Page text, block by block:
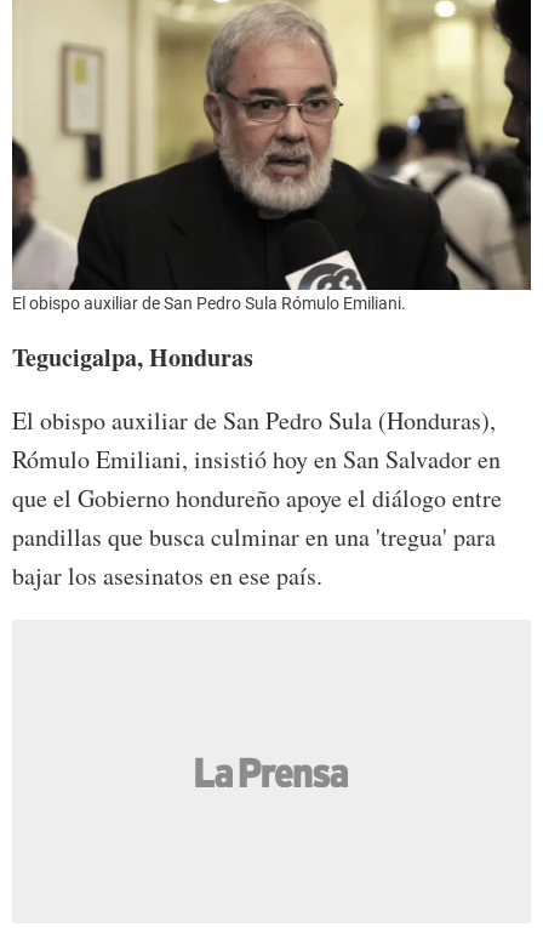
El obispo auxiliar de San Pedro Sula Rómulo Emiliani.
Tegucigalpa, Honduras
El obispo auxiliar de San Pedro Sula (Honduras),
Rómulo Emiliani, insistió hoy en San Salvador en
que el Gobierno hondureño apoye el diálogo entre
pandillas que busca culminar en una 'tregua' para
bajar los asesinatos en ese país.